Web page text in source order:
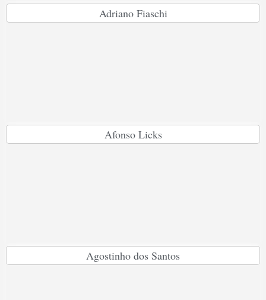
Adriano Fiaschi
Afonso Licks
Agostinho dos Santos